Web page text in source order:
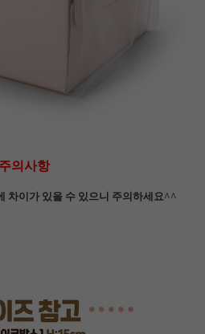
주의사항
차이가 있을 수 있으니 주의하세요^^